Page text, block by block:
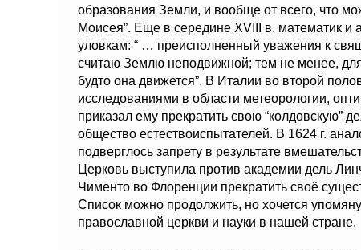
образования Земли, и вообще от всего, что
Моисея”. Еще в середине XVIII в. математик и
уловкам: “ … преисполненный уважения к
считаю Землю неподвижной; тем не менее,
будто она движется”. В Италии во второй
исследованиями в области метеорологии,
приказал ему прекратить свою “колдовскую”
общество естествоиспытателей. В 1624 г.
подверглось запрету в результате
Церковь выступила против академии дель
Чименто во Флоренции прекратить своё
Список можно продолжить, но хочется
православной церкви и науки в нашей стране.